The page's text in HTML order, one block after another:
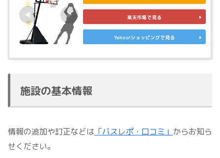
楽天市場で見る
Yahoo!ショッピングで見る
施設の基本情報
情報の追加や訂正などは 「バスレポ・口コミ」 からお知ら
せください。